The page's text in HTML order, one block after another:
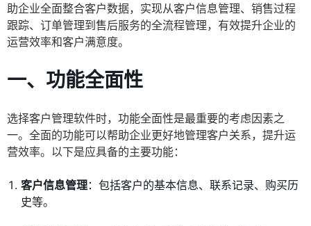
助企业全面整合客户数据，实现从客户信息管理、销售过程
跟踪、订单管理到售后服务的全流程管理，有效提升企业的
运营效率和客户满意度。
一、功能全面性
选择客户管理软件时，功能全面性是最重要的考虑因素之
一。全面的功能可以帮助企业更好地管理客户关系，提升运
营效率。以下是应具备的主要功能：
客户信息管理：包括客户的基本信息、联系记录、购买历
史等。